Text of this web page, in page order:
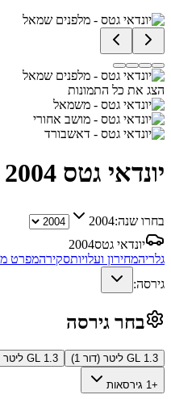
הצג את כל התמונות
יונדאי גטס 2004
בחרו שנה:2004
יונדאי גטס2004
גלריהמחירון ועלויותסקירהמפרט
גירסה:
בחר גירסה
GL 1.3 ליטר (דור 1) GL 1.3 ליטר ידני (דור 1)
+1 גירסאות